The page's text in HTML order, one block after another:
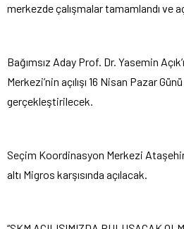
merkezde çalışmalar tamamlandı ve
Bağımsız Aday Prof. Dr. Yasemin
Merkezi’nin açılışı 16 Nisan Pazar
gerçekleştirilecek.
Seçim Koordinasyon Merkezi
altı Migros karşısında açılacak.